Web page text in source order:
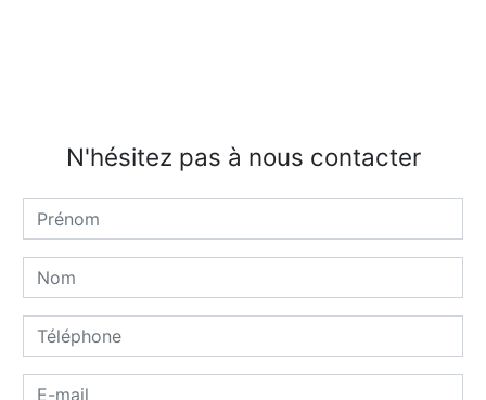
N'hésitez pas à nous contacter